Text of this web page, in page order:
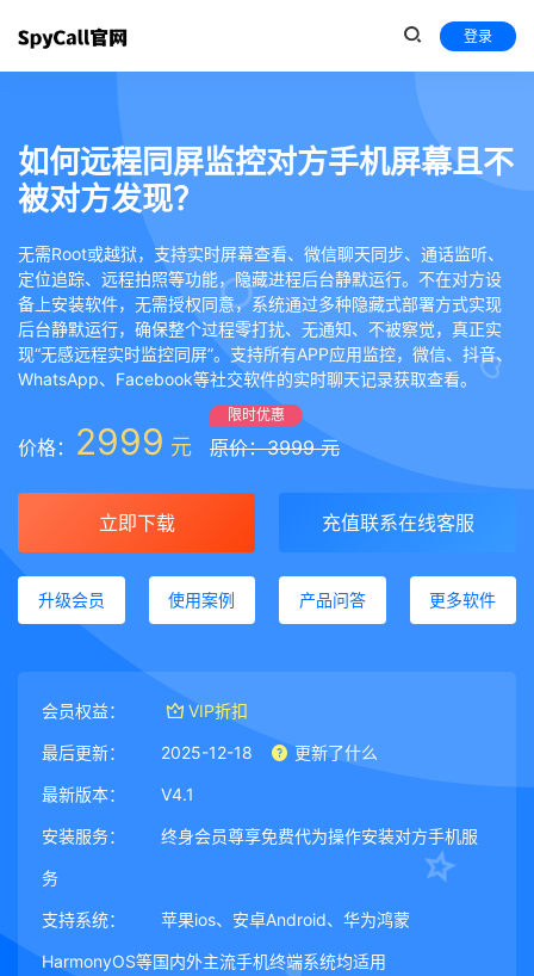
登录
如何远程同屏监控对方手机屏幕且不
被对方发现？
无需Root或越狱，支持实时屏幕查看、微信聊天同步、通话监听、
定位追踪、远程拍照等功能，隐藏进程后台静默运行。不在对方设
备上安装软件，无需授权同意，系统通过多种隐藏式部署方式实现
后台静默运行，确保整个过程零打扰、无通知、不被察觉，真正实
现“无感远程实时监控同屏”。支持所有APP应用监控，微信、抖音、
WhatsApp、Facebook等社交软件的实时聊天记录获取查看。
价格： 2999 元
限时优惠
原价：3999 元
立即下载 充值联系在线客服
升级会员 使用案例 产品问答 更多软件
会员权益： VIP折扣
最后更新： 2025-12-18 更新了什么
最新版本： V4.1
安装服务： 终身会员尊享免费代为操作安装对方手机服
务
支持系统： 苹果ios、安卓Android、华为鸿蒙
HarmonyOS等国内外主流手机终端系统均适用